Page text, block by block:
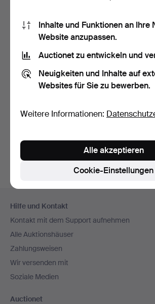
Fagerhul…
Beendet 8. Aug 2026
THORUP,
Beendet 6. Aug
Navigation
Hilfe und Kontakt
Kontakt mit dem Support aufnehmen
Alle Auktionshäuser
Zahlungsweisen
Wir versenden mit
Soziale Medien
Auctionet
Inhalte und Funktionen an Ihre
Website anzupassen.
Auctionet zu entwickeln und
Neuigkeiten und Inhalte auf
Websites für Sie zu bewerben.
Weitere Informationen:
Cookie-Einstellungen
Alle akzeptieren